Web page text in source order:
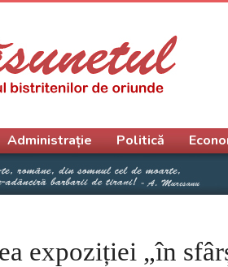
expoziției „în
Administrație Politică